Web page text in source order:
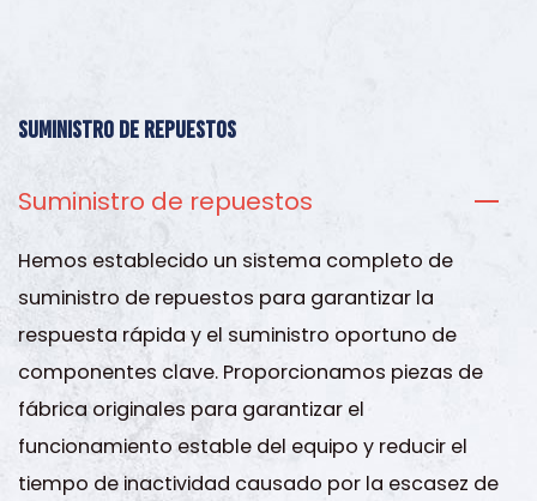
Suministro de repuestos
Suministro de repuestos
Hemos establecido un sistema completo de
suministro de repuestos para garantizar la
respuesta rápida y el suministro oportuno de
componentes clave. Proporcionamos piezas de
fábrica originales para garantizar el
funcionamiento estable del equipo y reducir el
tiempo de inactividad causado por la escasez de